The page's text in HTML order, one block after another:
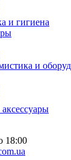
и гигиена
и
18:00